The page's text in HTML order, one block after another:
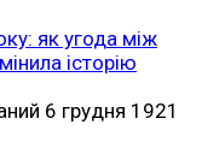
як угода між
історію
6 грудня 1921